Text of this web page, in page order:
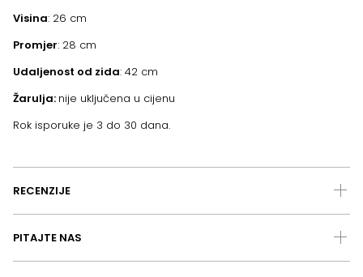
Visina: 26 cm
Promjer: 28 cm
Udaljenost od zida: 42 cm
Žarulja: nije uključena u cijenu
Rok isporuke je 3 do 30 dana.
RECENZIJE
PITAJTE NAS